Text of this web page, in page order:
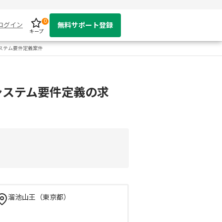
グイン
キープ
0
無料サポート登録
テム要件定義案件
テム要件定義の求
溜池山王（東京都）